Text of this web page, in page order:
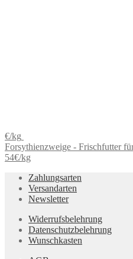
€/kg
Forsythienzweige - Frischfutter
54€/kg
Zahlungsarten
Versandarten
Newsletter
Widerrufsbelehrung
Datenschutzbelehrung
Wunschkasten